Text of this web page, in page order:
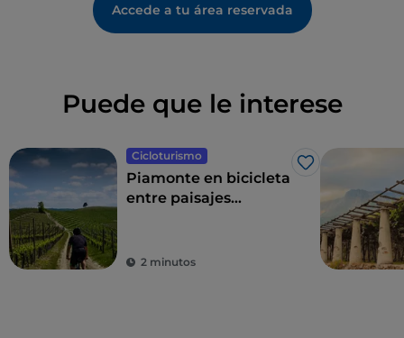
Accede a tu área reservada
Puede que le interese
Cicloturismo
Me gusta
Piamonte en bicicleta
entre paisajes
2 minutos